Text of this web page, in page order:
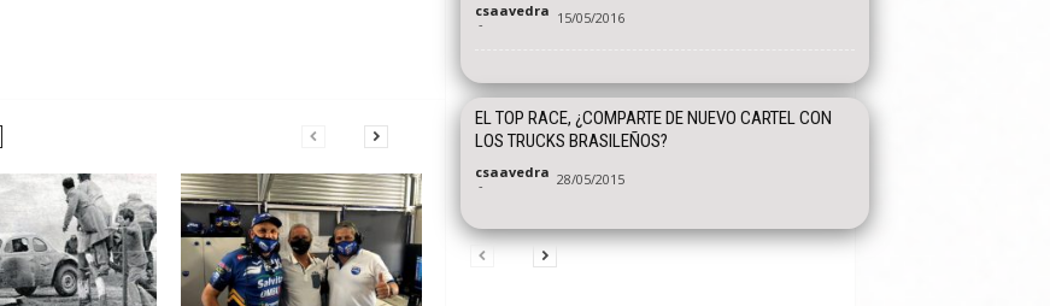
csaavedra
- 15/05/2016
EL TOP RACE, ¿COMPARTE DE NUEVO CARTEL CON
LOS TRUCKS BRASILEÑOS?
csaavedra
- 28/05/2015